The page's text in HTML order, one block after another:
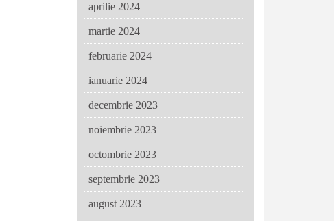
aprilie 2024
martie 2024
februarie 2024
ianuarie 2024
decembrie 2023
noiembrie 2023
octombrie 2023
septembrie 2023
august 2023